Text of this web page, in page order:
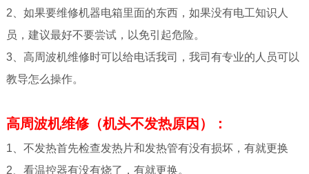
2、如果要维修机器电箱里面的东西，如果没有电工知识人
员，建议最好不要尝试，以免引起危险。
3、高周波机维修时可以给电话我司，我司有专业的人员可以
教导怎么操作。
高周波机维修（机头不发热原因）：
1、不发热首先检查发热片和发热管有没有损坏，有就更换
2、看温控器有没有烧了，有就更换。